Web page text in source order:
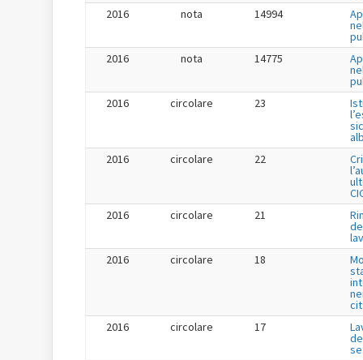
2016
nota 14994
2016
nota 14775
2016
circolare 23
2016
circolare 22
2016
circolare 21
2016
circolare 18
2016
circolare 17